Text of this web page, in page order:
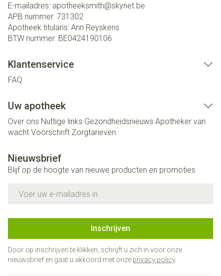
E-mailadres: apotheeksmith@skynet.be
APB nummer: 731302
Apotheek titularis: Ann Reyskens
BTW nummer: BE0424190106
Klantenservice
FAQ
Uw apotheek
Over ons Nuttige links Gezondheidsnieuws Apotheker van
wacht Voorschrift Zorgtarieven
Nieuwsbrief
Blijf op de hoogte van nieuwe producten en promoties
Inschrijven
Door op inschrijven te klikken, schrijft u zich in voor onze
nieuwsbrief en gaat u akkoord met onze privacy policy.